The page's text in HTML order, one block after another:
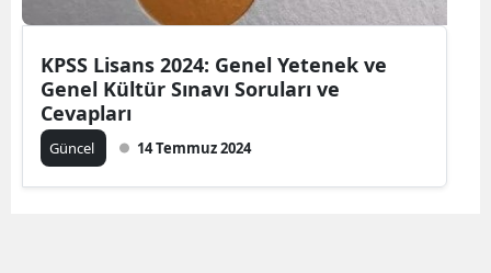
KPSS Lisans 2024: Genel Yetenek ve
Genel Kültür Sınavı Soruları ve
Cevapları
Güncel 14 Temmuz 2024